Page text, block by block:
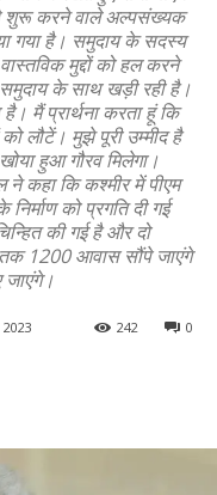
शुरू करने वाले अल्पसंख्यक
गया है। समुदाय के सदस्य
मुद्दों को हल करने
के साथ खड़ी रही है।
मैं प्रार्थना करता हूं कि
लौटें। मुझे पूरी उम्मीद है
हुआ गौरव मिलेगा।
कहा कि कश्मीर में पीएम
को प्रगति दी गई
की गई है और दो
1200 आवास सौंपे जाएंगे
0
242